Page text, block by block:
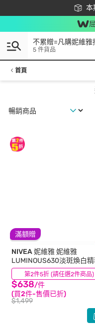
本
下
不累贈=凡購妮維雅
5 件貨品
首頁
滿額贈
第2件5折 (請任選2件商品)
NIVEA 妮維雅妮維雅
LUMINOUS630淡斑煥白
30ml
$638/件
(買2件-售價已折)
$1,499
(166)